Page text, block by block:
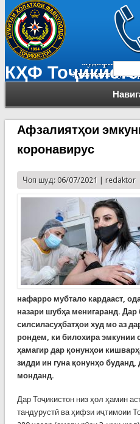
КҲФ
Афзалиятҳои
коронавирус
Чоп шуд: 06/07/2021 | redaktor
нафарро мубтало кардааст,
назари шубҳа менигаранд.
силсиласуҳбатҳои худ мо аз
рондем, ки билохира эмкунии
ҳамагир дар қонунҳои
зидди ин гуна қонунҳо
монданд.
Дар Тоҷикистон низ ҳол ҳамин
тандурустӣ ва ҳифзи иҷтимоии